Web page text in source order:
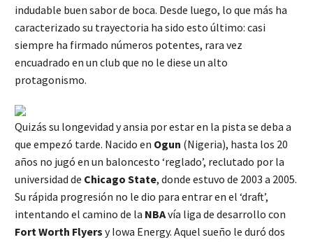
indudable buen sabor de boca. Desde luego, lo que más ha
caracterizado su trayectoria ha sido esto último: casi
siempre ha firmado números potentes, rara vez
encuadrado en un club que no le diese un alto
protagonismo.
Quizás su longevidad y ansia por estar en la pista se deba a
que empezó tarde. Nacido en Ogun (Nigeria), hasta los 20
años no jugó en un baloncesto ‘reglado’, reclutado por la
universidad de Chicago State, donde estuvo de 2003 a 2005.
Su rápida progresión no le dio para entrar en el ‘draft’,
intentando el camino de la NBAvía liga de desarrollo con
Fort Worth Flyers y Iowa Energy. Aquel sueño le duró dos